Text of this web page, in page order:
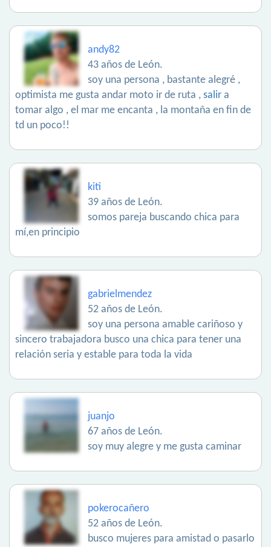
andy82
43 años de León.
soy una persona , bastante alegré ,
optimista me gusta andar moto ir de ruta , salir a
tomar algo , el mar me encanta , la montaña en fin de
td un poco!!
kiti
39 años de León.
somos pareja buscando chica para
mí,en principio
gabrielmendez
52 años de León.
soy una persona amable cariñoso y
sincero trabajadora busco una chica para tener una
relación seria y estable para toda la vida
juanjo
67 años de León.
soy muy alegre y me gusta caminar
pokerocañero
52 años de León.
busco mujeres para amistad o pasarlo